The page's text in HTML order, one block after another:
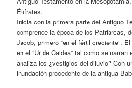
Éufrates.
Inicia con la primera parte del Antiguo
comprende la época de los Patriarcas,
Jacob, primero “en el fértil creciente”.
en el “Ur de Caldea” tal como se
analiza los ¿vestigios del diluvio? Con
inundación procedente de la antigua